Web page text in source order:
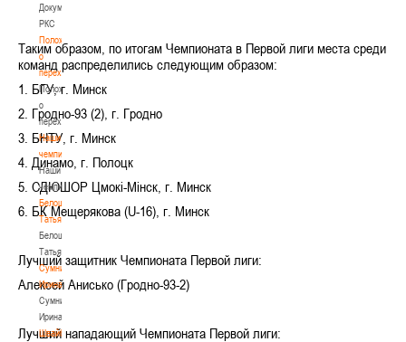
Документы
РКС
Положение
о
переходах
Положение
о
переходах
Наши
чемпионы
Наши
чемпионы
Белошапко
Татьяна
Белошапко
Татьяна
Сумникова
Ирина
Сумникова
Ирина
Швайбович
Таким образом, по итогам Чемпионата в Первой лиги места среди
команд распределились следующим образом:
1. БГУ, г. Минск
2. Гродно-93 (2), г. Гродно
3. БНТУ, г. Минск
4. Динамо, г. Полоцк
5. СДЮШОР Цмокi-Мiнск, г. Минск
6. БК Мещерякова (U-16), г. Минск
Лучший защитник Чемпионата Первой лиги:
Алексей Анисько (Гродно-93-2)
Лучший нападающий Чемпионата Первой лиги: